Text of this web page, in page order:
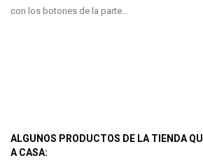
con los botones de la parte…
ALGUNOS PRODUCTOS DE LA TIENDA
A CASA: